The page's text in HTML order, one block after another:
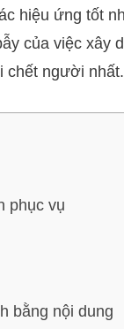
hiệu ứng tốt
của việc xây
chết người nhất.
phục vụ
bằng nội dung